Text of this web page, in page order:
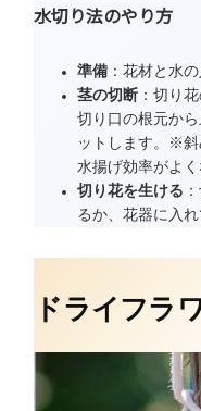
水切り法のやり方
準備 ：花材と水
茎の切断 ：切り
切り口の根元か
ットします。※斜
水揚げ効率がよく
切り花を生ける
るか、花器に入れ
ドライフラ